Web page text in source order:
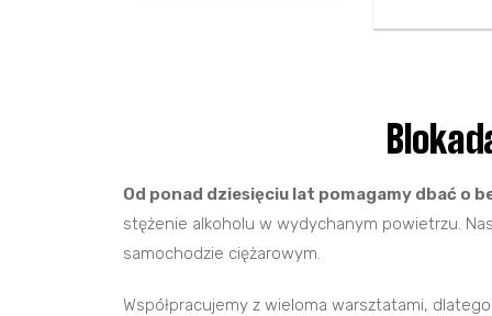
Od ponad dziesięciu lat pomagamy dbać o
stężenie alkoholu w wydychanym powietrzu.
samochodzie ciężarowym.
Współpracujemy z wieloma warsztatami, dlatego